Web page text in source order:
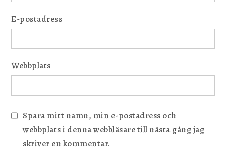
E-postadress
Webbplats
Spara mitt namn, min e-postadress och
webbplats i denna webbläsare till nästa gång jag
skriver en kommentar.